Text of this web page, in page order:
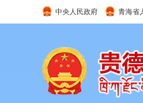
中央人民政府 青海省